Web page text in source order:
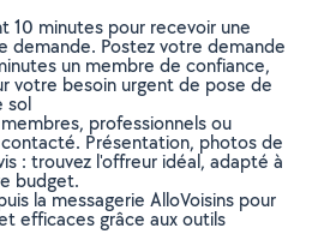
10 minutes pour recevoir une
demande. Postez votre demande
un membre de confiance,
votre besoin urgent de pose de
sol
professionnels ou
Présentation, photos de
: trouvez l'offreur idéal, adapté à
budget.
la messagerie AlloVoisins pour
efficaces grâce aux outils